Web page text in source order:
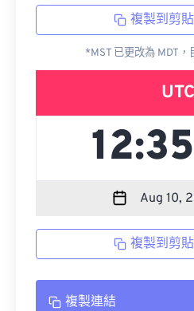
複製到剪
*MST 已更改為 MDT，
UTC
複製到剪
複製連結